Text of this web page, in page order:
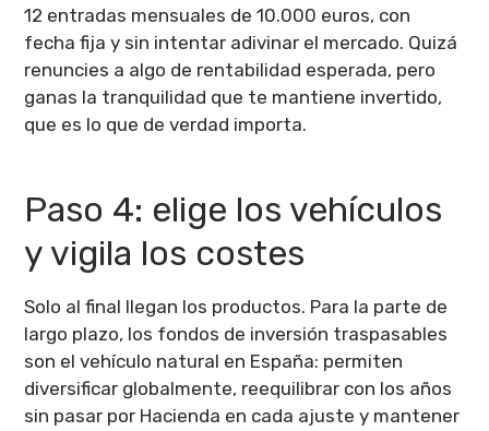
12 entradas mensuales de 10.000 euros, con
fecha fija y sin intentar adivinar el mercado. Quizá
renuncies a algo de rentabilidad esperada, pero
ganas la tranquilidad que te mantiene invertido,
que es lo que de verdad importa.
Paso 4: elige los vehículos
y vigila los costes
Solo al final llegan los productos. Para la parte de
largo plazo, los fondos de inversión traspasables
son el vehículo natural en España: permiten
diversificar globalmente, reequilibrar con los años
sin pasar por Hacienda en cada ajuste y mantener